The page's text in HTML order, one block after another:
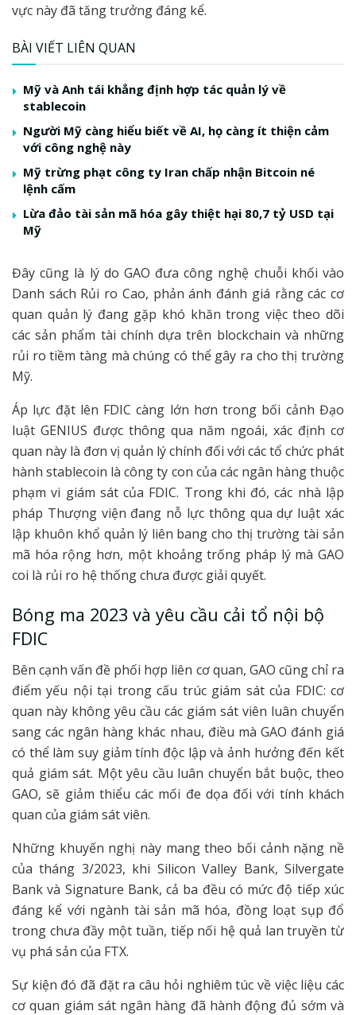
vực này đã tăng trưởng đáng kể.
BÀI VIẾT LIÊN QUAN
Mỹ và Anh tái khẳng định hợp tác quản lý về
stablecoin
Người Mỹ càng hiểu biết về AI, họ càng ít thiện cảm
với công nghệ này
Mỹ trừng phạt công ty Iran chấp nhận Bitcoin né
lệnh cấm
Lừa đảo tài sản mã hóa gây thiệt hại 80,7 tỷ USD tại
Mỹ
Đây cũng là lý do GAO đưa công nghệ chuỗi khối vào
Danh sách Rủi ro Cao, phản ánh đánh giá rằng các cơ
quan quản lý đang gặp khó khăn trong việc theo dõi
các sản phẩm tài chính dựa trên blockchain và những
rủi ro tiềm tàng mà chúng có thể gây ra cho thị trường
Mỹ.
Áp lực đặt lên FDIC càng lớn hơn trong bối cảnh Đạo
luật GENIUS được thông qua năm ngoái, xác định cơ
quan này là đơn vị quản lý chính đối với các tổ chức phát
hành stablecoin là công ty con của các ngân hàng thuộc
phạm vi giám sát của FDIC. Trong khi đó, các nhà lập
pháp Thượng viện đang nỗ lực thông qua dự luật xác
lập khuôn khổ quản lý liên bang cho thị trường tài sản
mã hóa rộng hơn, một khoảng trống pháp lý mà GAO
coi là rủi ro hệ thống chưa được giải quyết.
Bóng ma 2023 và yêu cầu cải tổ nội bộ
FDIC
Bên cạnh vấn đề phối hợp liên cơ quan, GAO cũng chỉ ra
điểm yếu nội tại trong cấu trúc giám sát của FDIC: cơ
quan này không yêu cầu các giám sát viên luân chuyển
sang các ngân hàng khác nhau, điều mà GAO đánh giá
có thể làm suy giảm tính độc lập và ảnh hưởng đến kết
quả giám sát. Một yêu cầu luân chuyển bắt buộc, theo
GAO, sẽ giảm thiểu các mối đe dọa đối với tính khách
quan của giám sát viên.
Những khuyến nghị này mang theo bối cảnh nặng nề
của tháng 3/2023, khi Silicon Valley Bank, Silvergate
Bank và Signature Bank, cả ba đều có mức độ tiếp xúc
đáng kể với ngành tài sản mã hóa, đồng loạt sụp đổ
trong chưa đầy một tuần, tiếp nối hệ quả lan truyền từ
vụ phá sản của FTX.
Sự kiện đó đã đặt ra câu hỏi nghiêm túc về việc liệu các
cơ quan giám sát ngân hàng đã hành động đủ sớm và